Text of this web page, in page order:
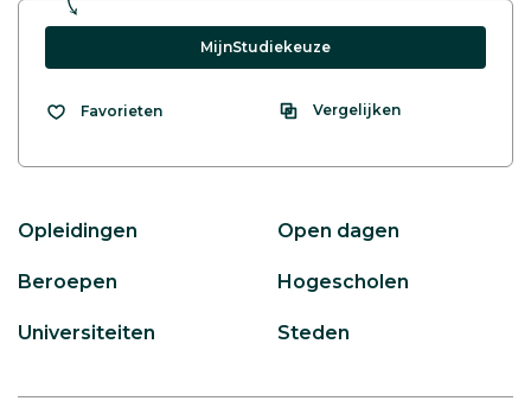
MijnStudiekeuze
Favorieten Vergelijken
Opleidingen Open dagen
Beroepen Hogescholen
Universiteiten Steden